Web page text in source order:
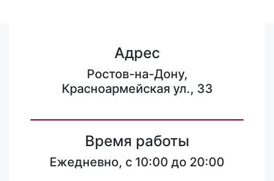
Адрес
Ростов-на-Дону,
Красноармейская ул., 33
Время работы
Ежедневно, с 10:00 до 20:00